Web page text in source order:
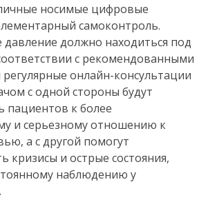
носимые цифровые
самоконтроль.
должно находиться под
с рекомендованными
онлайн-консультации
с одной стороны будут
пациентов к более
и серьезному отношению к
а с другой помогут
кризисы и острые состояния,
наблюдению у